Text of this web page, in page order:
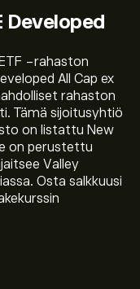
Developed
-rahaston
All Cap ex
rahaston
Tämä sijoitusyhtiö
on listattu New
on perustettu
Valley
Osta salkkuusi
on 72.42‎$‎
Market ETF
ja loitonna
hinta on
aikana.
Vanguard